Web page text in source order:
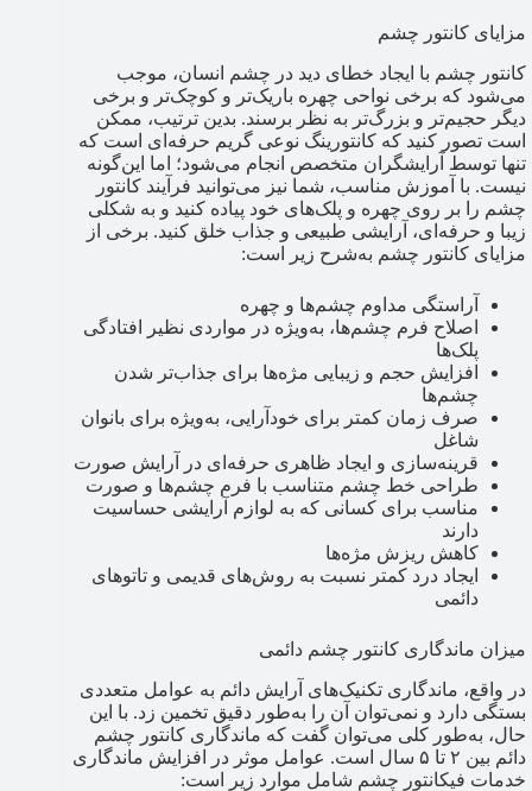
مزایای کانتور چشم
کانتور چشم با ایجاد خطای دید در چشم انسان، موجب
می‌شود که برخی نواحی چهره باریک‌تر و کوچک‌تر و برخی
دیگر حجیم‌تر و بزرگ‌تر به نظر برسند. بدین ترتیب، ممکن
است تصور کنید که کانتورینگ نوعی گریم حرفه‌ای است که
تنها توسط آرایشگران متخصص انجام می‌شود؛ اما این‌گونه
نیست. با آموزش مناسب، شما نیز می‌توانید فرآیند کانتور
چشم را بر روی چهره و پلک‌های خود پیاده کنید و به شکلی
زیبا و حرفه‌ای، آرایشی طبیعی و جذاب خلق کنید. برخی از
مزایای کانتور چشم به‌شرح زیر است:
آراستگی مداوم چشم‌ها و چهره
اصلاح فرم چشم‌ها، به‌ویژه در مواردی نظیر افتادگی
پلک‌ها
افزایش حجم و زیبایی مژه‌ها برای جذاب‌تر شدن
چشم‌ها
صرف زمان کمتر برای خودآرایی، به‌ویژه برای بانوان
شاغل
قرینه‌سازی و ایجاد ظاهری حرفه‌ای در آرایش صورت
طراحی خط چشم متناسب با فرم چشم‌ها و صورت
مناسب برای کسانی که به لوازم آرایشی حساسیت
دارند
کاهش ریزش مژه‌ها
ایجاد درد کمتر نسبت به روش‌های قدیمی و تاتوهای
دائمی
میزان ماندگاری کانتور چشم دائمی
در واقع، ماندگاری تکنیک‌های آرایش دائم به عوامل متعددی
بستگی دارد و نمی‌توان آن را به‌طور دقیق تخمین زد. با این
حال، به‌طور کلی می‌توان گفت که ماندگاری کانتور چشم
دائم بین ۲ تا ۵ سال است. عوامل موثر در افزایش ماندگاری
خدمات فیکانتور چشم شامل موارد زیر است: